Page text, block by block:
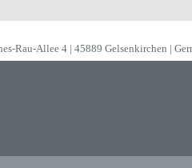
Rau-Allee 4 | 45889 Gelsenkirchen |